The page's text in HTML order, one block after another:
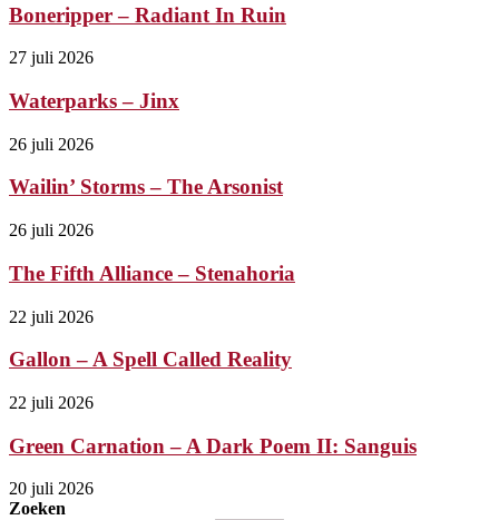
Boneripper – Radiant In Ruin
27 juli 2026
Waterparks – Jinx
26 juli 2026
Wailin’ Storms – The Arsonist
26 juli 2026
The Fifth Alliance – Stenahoria
22 juli 2026
Gallon – A Spell Called Reality
22 juli 2026
Green Carnation – A Dark Poem II: Sanguis
20 juli 2026
Zoeken